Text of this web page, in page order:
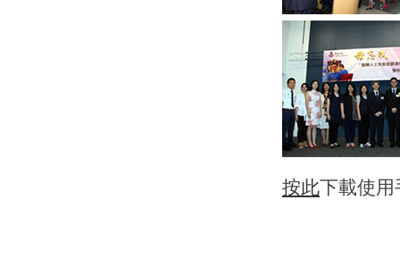
按此下載使用